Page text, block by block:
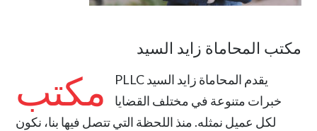
مكتب المحاماة زايد السيد
يقدم مكتب
المحاماة زايد السيد PLLC
خبرات متنوعة في مختلف القضايا
لكل عميل نمثله. منذ اللحظة التي تتصل فيها بنا، نكون